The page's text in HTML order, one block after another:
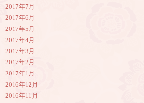
2017年7月
2017年6月
2017年5月
2017年4月
2017年3月
2017年2月
2017年1月
2016年12月
2016年11月